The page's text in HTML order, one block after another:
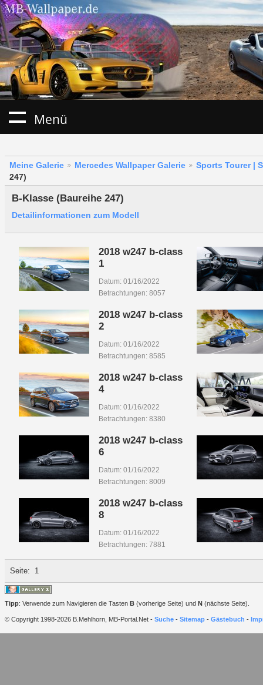
Menü
Meine Galerie Mercedes Wallpaper Galerie
Sports Tourer |
247)
B-Klasse (Baureihe 247)
Detailinformationen zum Modell
2018 w247 b-class
1
Datum: 01/16/2022
Betrachtungen: 8057
2018 w247 b-class
2
Datum: 01/16/2022
Betrachtungen: 8585
2018 w247 b-class
4
Datum: 01/16/2022
Betrachtungen: 8380
2018 w247 b-class
6
Datum: 01/16/2022
Betrachtungen: 8009
2018 w247 b-class
8
Datum: 01/16/2022
Betrachtungen: 7881
Seite: 1
Tipp: Verwende zum Navigieren die Tasten B (vorherige Seite) und N (nächste Seite).
© Copyright 1998-2026 B.Mehlhorn, MB-Portal.Net - Suche - Sitemap - Gästebuch -